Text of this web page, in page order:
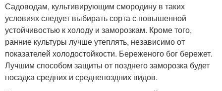
Садоводам, культивирующим смородину в таких
условиях следует выбирать сорта с повышенной
устойчивостью к холоду и заморозкам. Кроме того,
ранние культуры лучше утеплять, независимо от
показателей холодостойкости. Береженого бог бережет.
Лучшим способом защиты от позднего заморозка будет
посадка средних и среднепоздних видов.